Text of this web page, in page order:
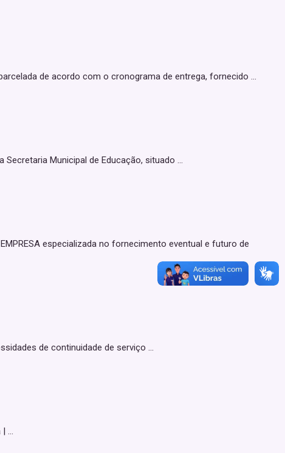
parcelada de acordo com o cronograma de entrega, fornecido ...
Secretaria Municipal de Educação, situado ...
especializada no fornecimento eventual e futuro de
de continuidade de serviço ...
...